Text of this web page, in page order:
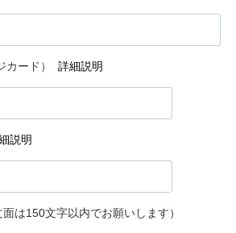
ード） 詳細説明
説明
は150文字以内でお願いします）